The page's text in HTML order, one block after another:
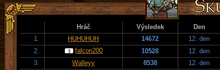
Hráč Výsledek
Den
1.
HUHUHUH 14672
12. den
2.
falcon200 10528
12. den
3.
Walleyy 8538
12. den